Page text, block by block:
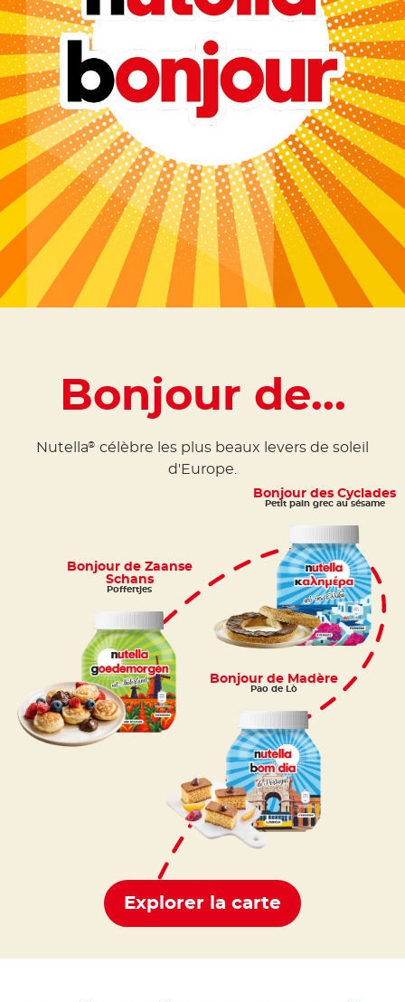
Bonjour de...
Nutella® célèbre les plus beaux levers de soleil
d'Europe.
Bonjour des Cyclades
Petit pain grec au sésame
Bonjour de Zaanse
Schans
Poffertjes
Bonjour de Madère
Pao de Lò
Explorer la carte